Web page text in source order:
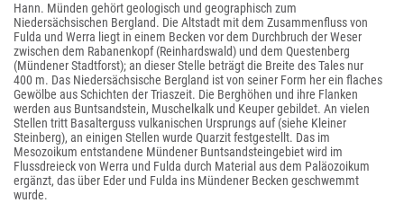
Hann. Münden gehört geologisch und geographisch zum
Niedersächsischen Bergland. Die Altstadt mit dem Zusammenfluss von
Fulda und Werra liegt in einem Becken vor dem Durchbruch der Weser
zwischen dem Rabanenkopf (Reinhardswald) und dem Questenberg
(Mündener Stadtforst); an dieser Stelle beträgt die Breite des Tales nur
400 m. Das Niedersächsische Bergland ist von seiner Form her ein flaches
Gewölbe aus Schichten der Triaszeit. Die Berghöhen und ihre Flanken
werden aus Buntsandstein, Muschelkalk und Keuper gebildet. An vielen
Stellen tritt Basalterguss vulkanischen Ursprungs auf (siehe Kleiner
Steinberg), an einigen Stellen wurde Quarzit festgestellt. Das im
Mesozoikum entstandene Mündener Buntsandsteingebiet wird im
Flussdreieck von Werra und Fulda durch Material aus dem Paläozoikum
ergänzt, das über Eder und Fulda ins Mündener Becken geschwemmt
wurde.